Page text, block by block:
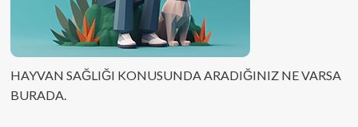
HAYVAN SAĞLIĞI KONUSUNDA ARADIĞINIZ NE VARSA
BURADA.